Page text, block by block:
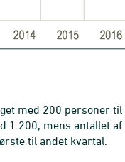
med 200 personer
1.200, mens antallet af
til andet kvartal.